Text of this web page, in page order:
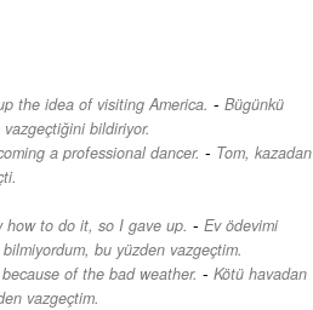
the idea of visiting America. - Bügünkü
bildiriyor.
a professional dancer. - Tom, kazadan
to do it, so I gave up. - Ev ödevimi
bilmiyordum, bu yüzden vazgeçtim.
of the bad weather. - Kötü havadan
vazgeçtim.